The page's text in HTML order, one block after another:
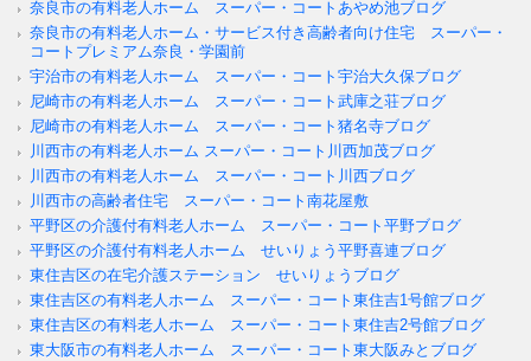
奈良市の有料老人ホーム スーパー・コートあやめ池ブログ
奈良市の有料老人ホーム・サービス付き高齢者向け住宅 スーパー・
コートプレミアム奈良・学園前
宇治市の有料老人ホーム スーパー・コート宇治大久保ブログ
尼崎市の有料老人ホーム スーパー・コート武庫之荘ブログ
尼崎市の有料老人ホーム スーパー・コート猪名寺ブログ
川西市の有料老人ホーム スーパー・コート川西加茂ブログ
川西市の有料老人ホーム スーパー・コート川西ブログ
川西市の高齢者住宅 スーパー・コート南花屋敷
平野区の介護付有料老人ホーム スーパー・コート平野ブログ
平野区の介護付有料老人ホーム せいりょう平野喜連ブログ
東住吉区の在宅介護ステーション せいりょうブログ
東住吉区の有料老人ホーム スーパー・コート東住吉1号館ブログ
東住吉区の有料老人ホーム スーパー・コート東住吉2号館ブログ
東大阪市の有料老人ホーム スーパー・コート東大阪みとブログ